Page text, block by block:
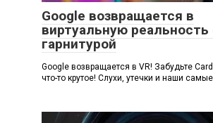
Google возвращается в
виртуальную реальность
гарнитурой
Google возвращается в VR! Забудьте
что-то крутое! Слухи, утечки и наши самые